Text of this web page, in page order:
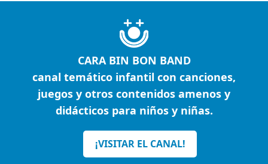
CARA BIN BON BAND
canal temático infantil con canciones,
juegos y otros contenidos amenos y
didácticos para niños y niñas.
¡VISITAR EL CANAL!